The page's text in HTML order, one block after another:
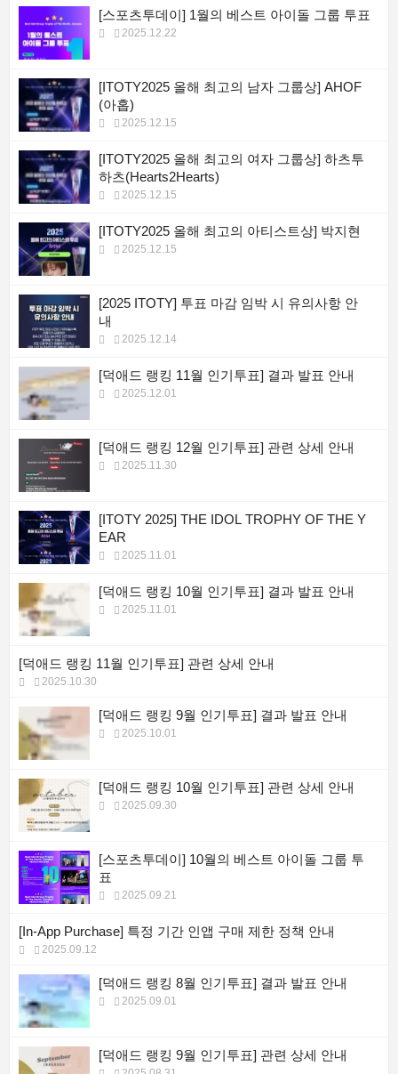
[스포츠투데이] 1월의 베스트 아이돌 그룹 투표
2025.12.22
[ITOTY2025 올해 최고의 남자 그룹상] AHOF
(아홉)
2025.12.15
[ITOTY2025 올해 최고의 여자 그룹상] 하츠투
하츠(Hearts2Hearts)
2025.12.15
[ITOTY2025 올해 최고의 아티스트상] 박지현
2025.12.15
[2025 ITOTY] 투표 마감 임박 시 유의사항 안
내
2025.12.14
[덕애드 랭킹 11월 인기투표] 결과 발표 안내
2025.12.01
[덕애드 랭킹 12월 인기투표] 관련 상세 안내
2025.11.30
[ITOTY 2025] THE IDOL TROPHY OF THE Y
EAR
2025.11.01
[덕애드 랭킹 10월 인기투표] 결과 발표 안내
2025.11.01
[덕애드 랭킹 11월 인기투표] 관련 상세 안내
2025.10.30
[덕애드 랭킹 9월 인기투표] 결과 발표 안내
2025.10.01
[덕애드 랭킹 10월 인기투표] 관련 상세 안내
2025.09.30
[스포츠투데이] 10월의 베스트 아이돌 그룹 투
표
2025.09.21
[In-App Purchase] 특정 기간 인앱 구매 제한 정책 안내
2025.09.12
[덕애드 랭킹 8월 인기투표] 결과 발표 안내
2025.09.01
[덕애드 랭킹 9월 인기투표] 관련 상세 안내